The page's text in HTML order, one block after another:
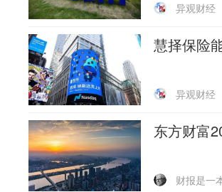
异观财经
慧择保险
异观财经
东方财富
财报是一